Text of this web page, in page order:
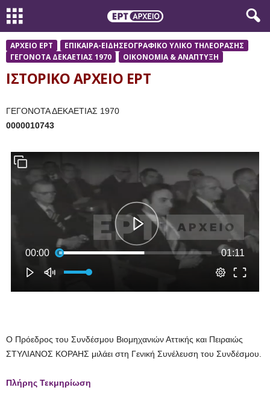
ΑΡΧΕΙΟ ΕΡΤ
ΕΠΙΚΑΙΡΑ-ΕΙΔΗΣΕΟΓΡΑΦΙΚΟ ΥΛΙΚΟ ΤΗΛΕΟΡΑΣΗΣ
ΓΕΓΟΝΟΤΑ ΔΕΚΑΕΤΙΑΣ 1970
ΟΙΚΟΝΟΜΙΑ & ΑΝΑΠΤΥΞΗ
ΙΣΤΟΡΙΚΟ ΑΡΧΕΙΟ ΕΡΤ
ΓΕΓΟΝΟΤΑ ΔΕΚΑΕΤΙΑΣ 1970
0000010743
Ο Πρόεδρος του Συνδέσμου Βιομηχανιών Αττικής και Πειραιώς
ΣΤΥΛΙΑΝΟΣ ΚΟΡΑΗΣ μιλάει στη Γενική Συνέλευση του Συνδέσμου.
Πλήρης Τεκμηρίωση